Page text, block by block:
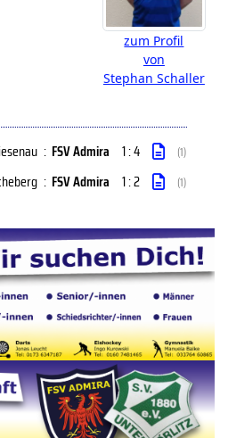
zum Profil
von
Stephan Schaller
: FSV Admira 1 : 4 (1)
: FSV Admira 1 : 2 (1)